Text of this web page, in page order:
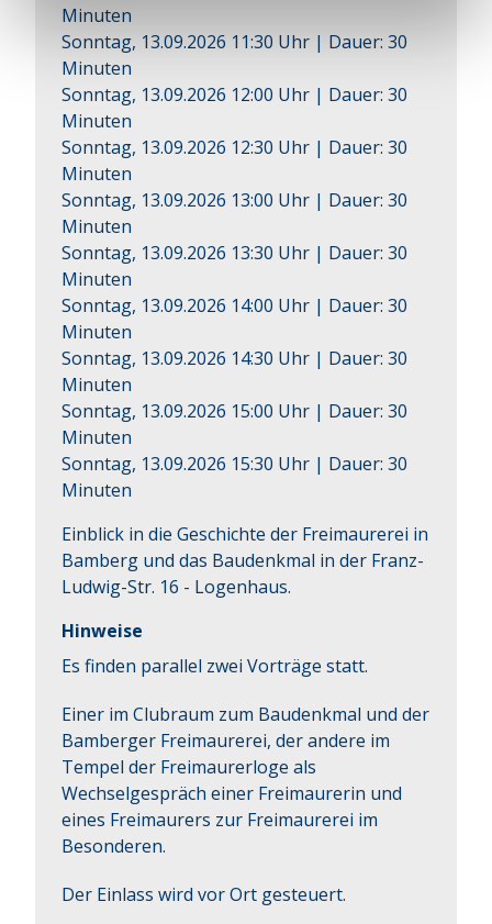
Minuten
Sonntag, 13.09.2026 11:30 Uhr | Dauer: 30
Minuten
Sonntag, 13.09.2026 12:00 Uhr | Dauer: 30
Minuten
Sonntag, 13.09.2026 12:30 Uhr | Dauer: 30
Minuten
Sonntag, 13.09.2026 13:00 Uhr | Dauer: 30
Minuten
Sonntag, 13.09.2026 13:30 Uhr | Dauer: 30
Minuten
Sonntag, 13.09.2026 14:00 Uhr | Dauer: 30
Minuten
Sonntag, 13.09.2026 14:30 Uhr | Dauer: 30
Minuten
Sonntag, 13.09.2026 15:00 Uhr | Dauer: 30
Minuten
Sonntag, 13.09.2026 15:30 Uhr | Dauer: 30
Minuten
Einblick in die Geschichte der Freimaurerei in
Bamberg und das Baudenkmal in der Franz-
Ludwig-Str. 16 - Logenhaus.
Hinweise
Es finden parallel zwei Vorträge statt.
Einer im Clubraum zum Baudenkmal und der
Bamberger Freimaurerei, der andere im
Tempel der Freimaurerloge als
Wechselgespräch einer Freimaurerin und
eines Freimaurers zur Freimaurerei im
Besonderen.
Der Einlass wird vor Ort gesteuert.